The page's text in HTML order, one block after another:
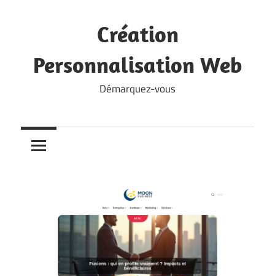
Création
Personnalisation Web
Démarquez-vous